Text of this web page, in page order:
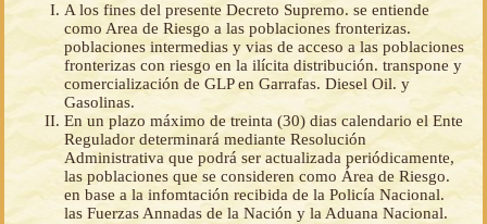
A los fines del presente Decreto Supremo. se entiende
como Area de Riesgo a las poblaciones fronterizas.
poblaciones intermedias y vias de acceso a las poblaciones
fronterizas con riesgo en la ilícita distribución. transpone y
comercialización de GLP en Garrafas. Diesel Oil. y
Gasolinas.
En un plazo máximo de treinta (30) dias calendario el Ente
Regulador determinará mediante Resolución
Administrativa que podrá ser actualizada periódicamente,
las poblaciones que se consideren como Área de Riesgo.
en base a la infomtación recibida de la Policía Nacional.
las Fuerzas Annadas de la Nación y la Aduana Nacional.